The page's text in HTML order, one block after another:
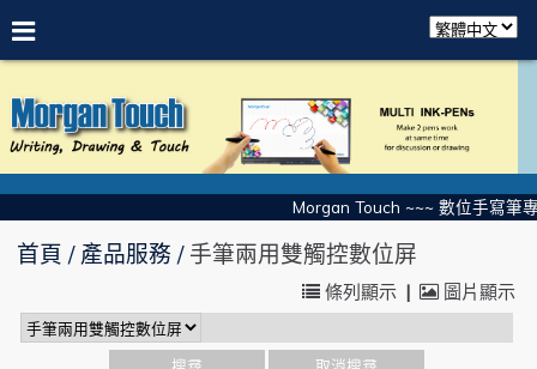
Morgan Touch ~~~ 數位手寫筆
首頁 產品服務 手筆兩用雙觸控數位屏
條列顯示 | 圖片顯示